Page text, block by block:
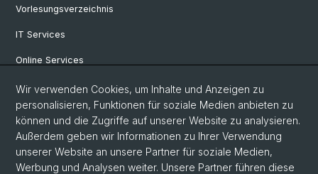
Vorlesungsverzeichnis
IT Services
Online Services
Personensuche
PhD Programm
Dokumente & Links
News & Events
Wir verwenden Cookies, um Inhalte und Anzeigen zu
personalisieren, Funktionen für soziale Medien anbieten zu
können und die Zugriffe auf unserer Website zu analysieren.
Außerdem geben wir Informationen zu Ihrer Verwendung
unserer Website an unsere Partner für soziale Medien,
Werbung und Analysen weiter. Unsere Partner führen diese